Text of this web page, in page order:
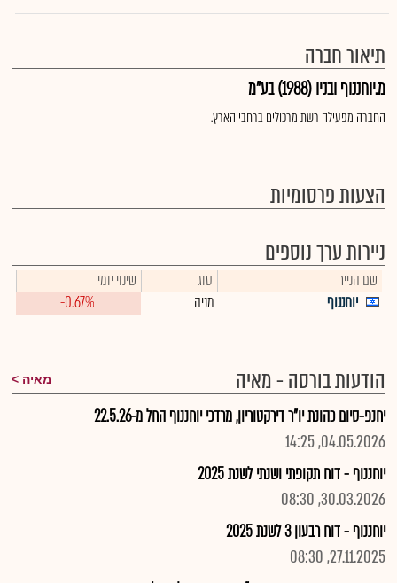
תיאור חברה
מ.יוחננוף ובניו (1988) בע"מ
החברה מפעילה רשת מרכולים ברחבי הארץ.
הצעות פרסומיות
ניירות ערך נוספים
שם הנייר סוג
שינוי יומי
יוחננוף
מניה -0.67%
הודעות בורסה - מאיה מאיה
יחנפ-סיום כהונת יו"ר דירקטוריון, מרדכי יוחננוף החל מ-22.5.26
04.05.2026, 14:25
יוחננוף - דוח תקופתי ושנתי לשנת 2025
30.03.2026, 08:30
יוחננוף - דוח רבעון 3 לשנת 2025
27.11.2025, 08:30